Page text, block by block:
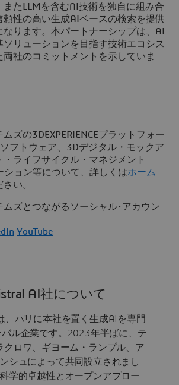
またLLMを含むAI技術を独自に組み合
頼性の高い生成AIベースの検索を提供
ります。本パートナーシップは、AI
リューションを目指す技術エコシス
社のコミットメントを示していま
ズの3DEXPERIENCEプラットフォー
フトウェア、3Dデジタル・モックア
・ライフサイクル・マネジメント
ション等について、詳しくはホーム
い。
ムズとつながるソーシャル･アカウン
YouTube
AI社について
、パリに本社を置く生成AIを専門
バル企業です。2023年半ばに、テ
クロワ、ギヨーム・ランプル、ア
シュによって共同設立されまし
学的卓越性とオープンアプロー